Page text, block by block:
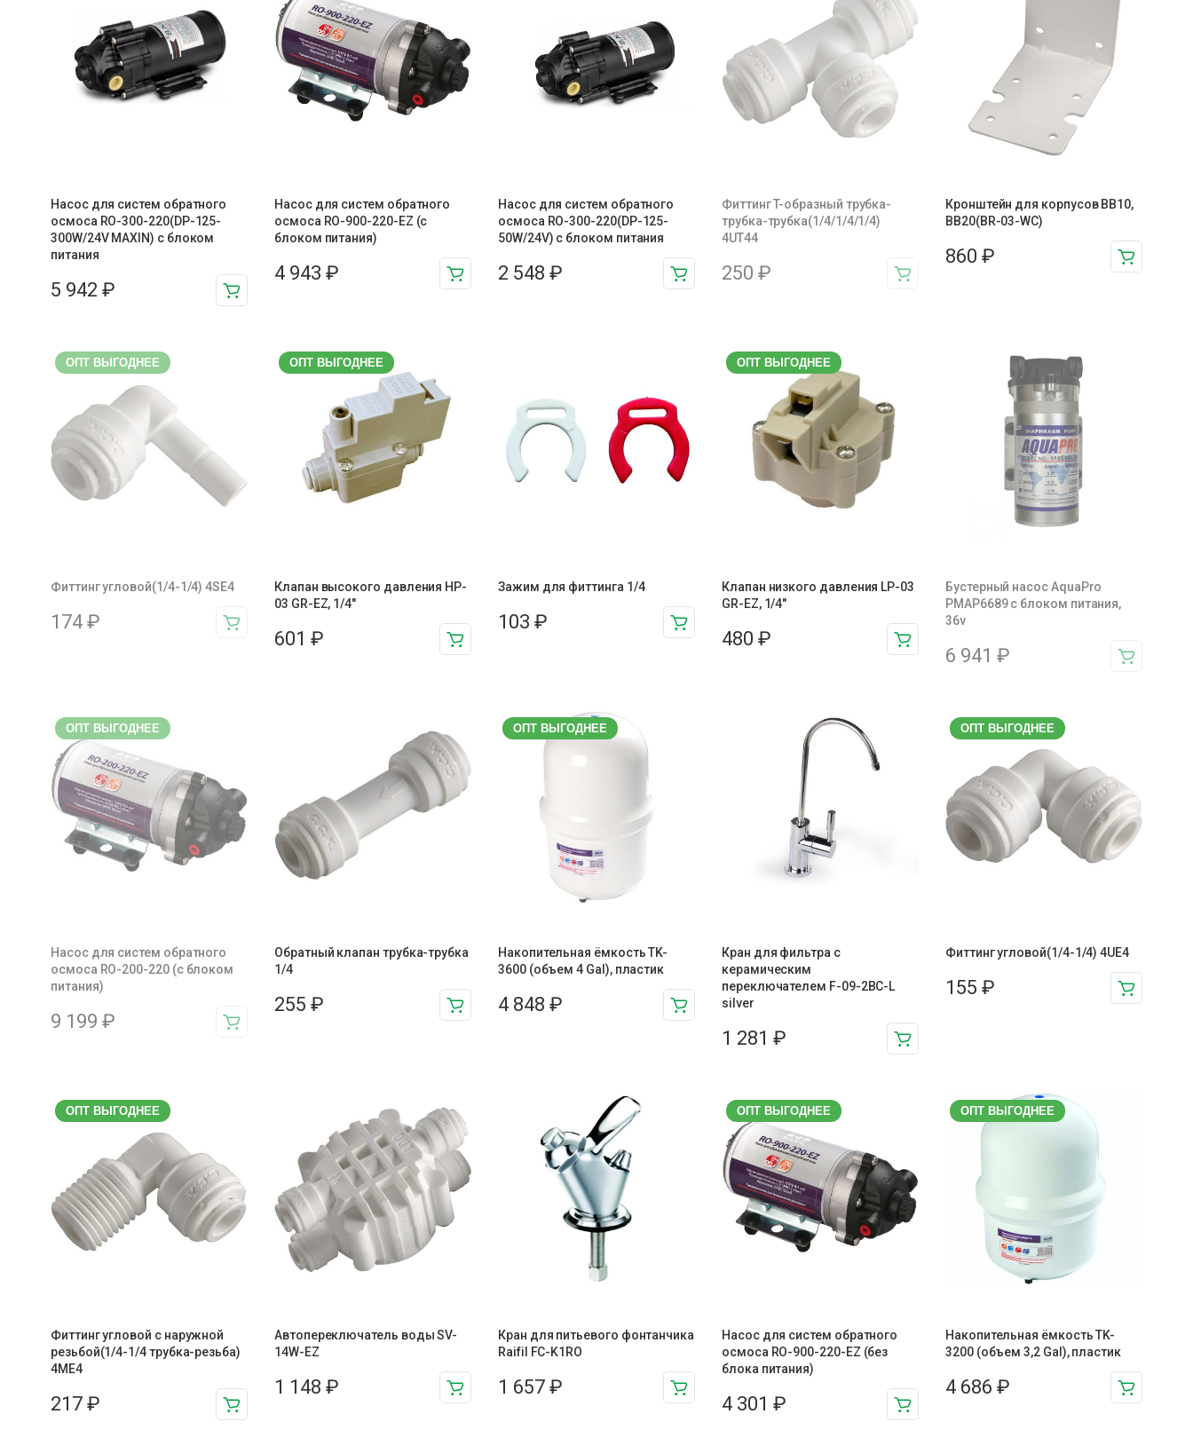
Насос для систем обратного
осмоса RO-300-220(DP-125-
300W/24V MAXIN) с блоком
питания
5 942 ₽
Насос для систем обратного
осмоса RO-900-220-EZ (с
блоком питания)
4 943 ₽
Насос для систем обратного
осмоса RO-300-220(DP-125-
50W/24V) с блоком питания
2 548 ₽
Фиттинг T-образный трубка-
трубка-трубка(1/4/1/4/1/4)
4UT44
250 ₽
Кронштейн для корпусов BB10,
BB20(BR-03-WC)
860 ₽
ОПТ ВЫГОДНЕЕ
Фиттинг угловой(1/4-1/4) 4SE4
174 ₽
ОПТ ВЫГОДНЕЕ
Клапан высокого давления HP-
03 GR-EZ, 1/4"
601 ₽
Зажим для фиттинга 1/4
103 ₽
ОПТ ВЫГОДНЕЕ
Клапан низкого давления LP-03
GR-EZ, 1/4"
480 ₽
Бустерный насос AquaPro
PMAP6689 с блоком питания,
36v
6 941 ₽
ОПТ ВЫГОДНЕЕ
Насос для систем обратного
осмоса RO-200-220 (с блоком
питания)
9 199 ₽
Обратный клапан трубка-трубка
1/4
255 ₽
ОПТ ВЫГОДНЕЕ
Накопительная ёмкость TK-
3600 (объем 4 Gal), пластик
4 848 ₽
Кран для фильтра с
керамическим
переключателем F-09-2BC-L
silver
1 281 ₽
ОПТ ВЫГОДНЕЕ
Фиттинг угловой(1/4-1/4) 4UE4
155 ₽
ОПТ ВЫГОДНЕЕ
Фиттинг угловой с наружной
резьбой(1/4-1/4 трубка-резьба)
4ME4
217 ₽
Автопереключатель воды SV-
14W-EZ
1 148 ₽
Кран для питьевого фонтанчика
Raifil FC-K1RO
1 657 ₽
ОПТ ВЫГОДНЕЕ
Насос для систем обратного
осмоса RO-900-220-EZ (без
блока питания)
4 301 ₽
ОПТ ВЫГОДНЕЕ
Накопительная ёмкость TK-
3200 (объем 3,2 Gal), пластик
4 686 ₽